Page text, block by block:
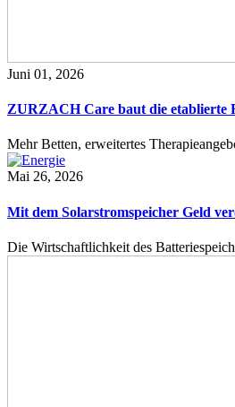
Juni 01, 2026
ZURZACH Care baut die etablierte
Mehr Betten, erweitertes
Mai 26, 2026
Mit dem Solarstromspeicher Geld
Die Wirtschaftlichkeit des